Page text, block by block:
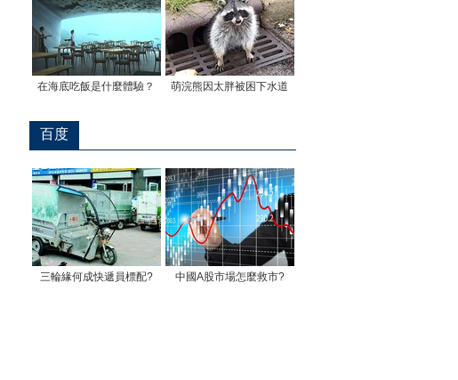
在海底吃飯是什麼體驗？ 萌浣熊因太胖被困下水道
百度
三輪緣何成快遞員標配? 中國A股市場怎麼救市?